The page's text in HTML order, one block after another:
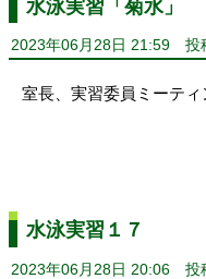
水泳実習「菊水」
2023年06月28日 21:59 投
室長、実習委員ミーティ
水泳実習１７
2023年06月28日 20:06 投